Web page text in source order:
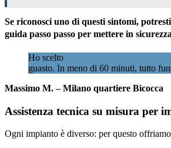
Se riconosci uno di questi sintomi,
guida passo passo per mettere in
Ho scelto
guasto. In meno di 60 minuti, tutto
Massimo M. – Milano quartiere Bicocca
Assistenza tecnica su misura per
Ogni impianto è diverso: per questo